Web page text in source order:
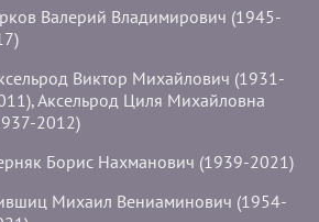
Валерий Владимирович (1945-
Виктор Михайлович (1931-
Аксельрод Циля Михайловна
2012)
Борис Нахманович (1939-2021)
Михаил Вениаминович (1954-